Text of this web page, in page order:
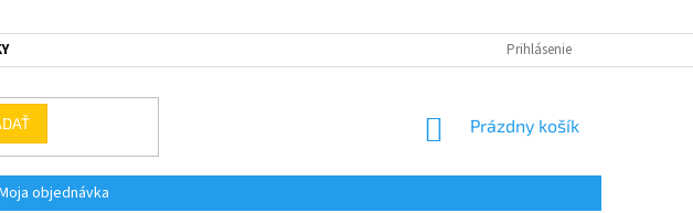
Prihlásenie
NÁKUPNÝ
Prázdny košík
objednávka